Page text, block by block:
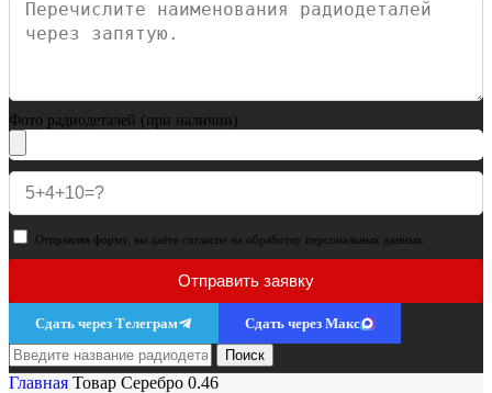
Фото радиодеталей (при наличии)
Отправляя форму, вы даёте согласие на обработку персональных данных.
Отправить заявку
Сдать через Телеграм
Сдать через Макс
Поиск
Главная Товар Серебро 0.46